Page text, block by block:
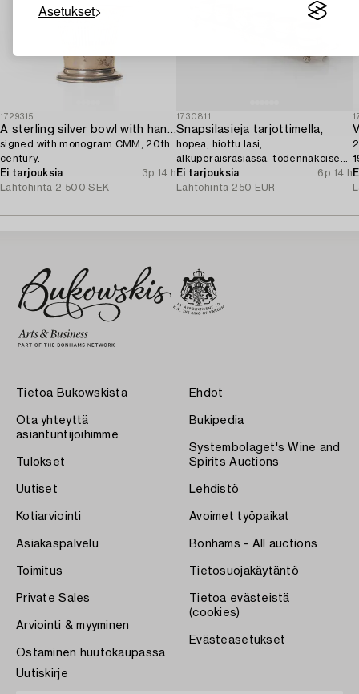
Asetukset
1729315
A sterling silver bowl with handle,
signed with monogram CMM, 20th
century.
Ei tarjouksia
3p 14 h
Lähtöhinta 2 500 SEK
1730811
Snapsilasieja tarjottimella,
hopea, hiottu lasi,
alkuperäisrasiassa, todennäköisesti
Norja 1910-luku.
Ei tarjouksia
6p 14 h
Lähtöhinta 250 EUR
Tietoa Bukowskista
Ota yhteyttä
asiantuntijoihimme
Tulokset
Uutiset
Kotiarviointi
Asiakaspalvelu
Toimitus
Private Sales
Arviointi & myyminen
Ostaminen huutokaupassa
Ehdot
Bukipedia
Systembolaget's Wine and
Spirits Auctions
Lehdistö
Avoimet työpaikat
Bonhams - All auctions
Tietosuojakäytäntö
Tietoa evästeistä
(cookies)
Evästeasetukset
Uutiskirje